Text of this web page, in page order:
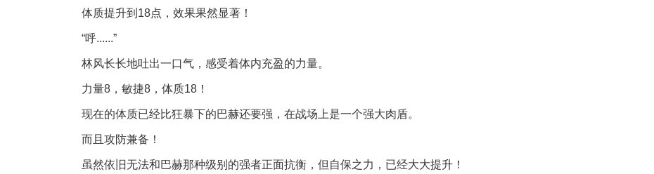
体质提升到18点，效果果然显著！
“呼......”
林风长长地吐出一口气，感受着体内充盈的力量。
力量8，敏捷8，体质18！
现在的体质已经比狂暴下的巴赫还要强，在战场上是一个强大肉盾。
而且攻防兼备！
虽然依旧无法和巴赫那种级别的强者正面抗衡，但自保之力，已经大大提升！